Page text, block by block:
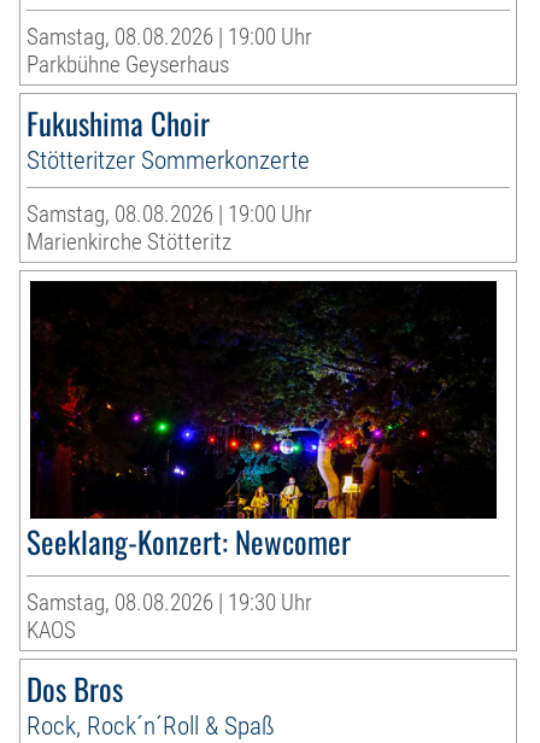
Samstag, 08.08.2026 | 19:00 Uhr
Parkbühne Geyserhaus
Fukushima Choir
Stötteritzer Sommerkonzerte
Samstag, 08.08.2026 | 19:00 Uhr
Marienkirche Stötteritz
Seeklang-Konzert: Newcomer
Samstag, 08.08.2026 | 19:30 Uhr
KAOS
Dos Bros
Rock, Rock´n´Roll & Spaß